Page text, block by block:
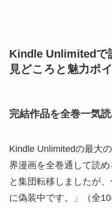
Kindle Unlimitedで
見どころと魅力ポ
完結作品を全巻一気
Kindle Unlimitedの最大
界漫画を全巻通して読
と集団転移しましたが
に偽装中です。」（全